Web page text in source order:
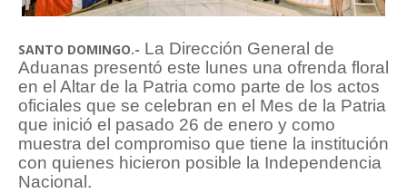
SANTO DOMINGO.- La Dirección General de
Aduanas presentó este lunes una ofrenda floral
en el Altar de la Patria como parte de los actos
oficiales que se celebran en el Mes de la Patria
que inició el pasado 26 de enero y como
muestra del compromiso que tiene la institución
con quienes hicieron posible la Independencia
Nacional.